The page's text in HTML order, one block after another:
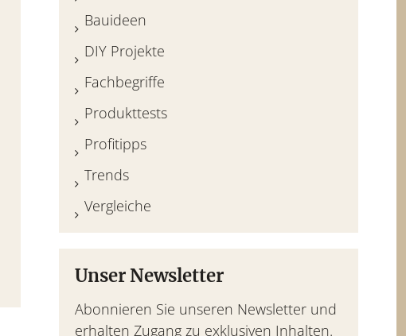
Bauideen
DIY Projekte
Fachbegriffe
Produkttests
Profitipps
Trends
Vergleiche
Unser Newsletter
Abonnieren Sie unseren Newsletter und
erhalten Zugang zu exklusiven Inhalten.